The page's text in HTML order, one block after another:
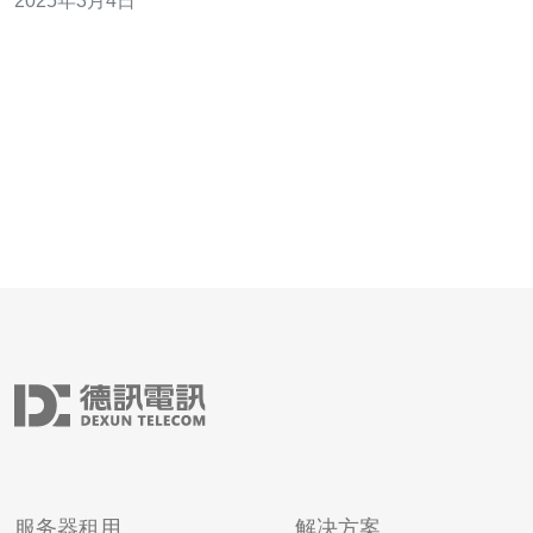
攻击能力。本文将介绍台湾VPS高防云主机的特点和优
服务器租用 解决方案